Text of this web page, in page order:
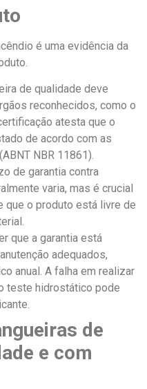
é uma evidência da
de qualidade deve
reconhecidos, como o
atesta que o
de acordo com as
NBR 11861).
de garantia contra
varia, mas é crucial
que o produto está livre de
que a garantia está
adequados,
anual. A falha em realizar
teste hidrostático pode
de
e com